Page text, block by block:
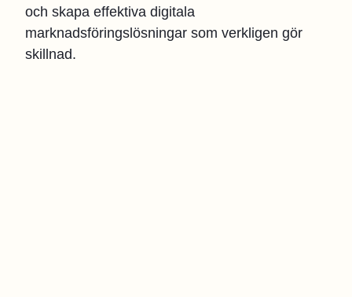
och skapa effektiva digitala
marknadsföringslösningar som verkligen gör
skillnad.